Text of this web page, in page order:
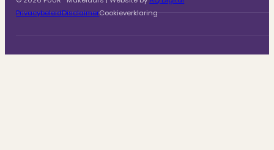
PrivacybeleidDisclaimerCookieverklaring